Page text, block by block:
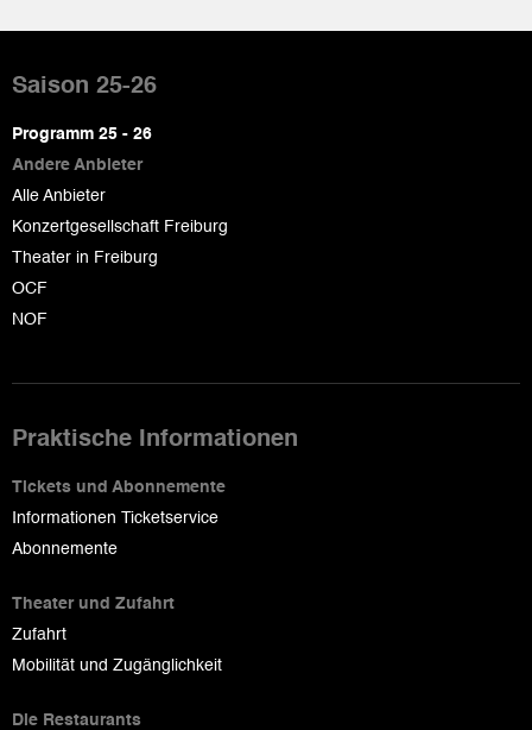
de
page
Saison 25-26
Programm 25 - 26
Andere Anbieter
Alle Anbieter
Konzertgesellschaft Freiburg
Theater in Freiburg
OCF
NOF
Praktische Informationen
Tickets und Abonnemente
Informationen Ticketservice
Abonnemente
Theater und Zufahrt
Zufahrt
Mobilität und Zugänglichkeit
Die Restaurants